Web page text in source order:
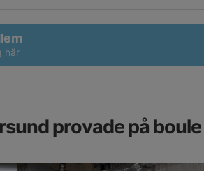
här
provade på boule